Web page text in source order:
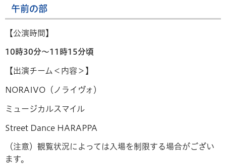
午前の部
【公演時間】
10時30分～11時15分頃
【出演チーム＜内容＞】
NORAIVO（ノライヴォ）
ミュージカルスマイル
Street Dance HARAPPA
（注意）観覧状況によっては入場を制限する場合がござい
ます。